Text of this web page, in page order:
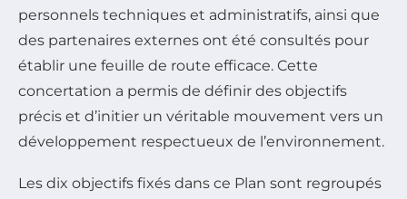
personnels techniques et administratifs, ainsi que
des partenaires externes ont été consultés pour
établir une feuille de route efficace. Cette
concertation a permis de définir des objectifs
précis et d’initier un véritable mouvement vers un
développement respectueux de l’environnement.
Les dix objectifs fixés dans ce Plan sont regroupés